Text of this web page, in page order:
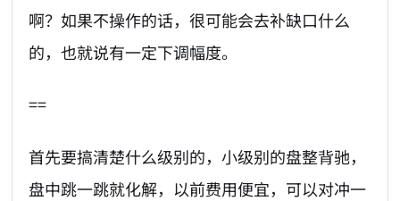
啊？如果不操作的话，很可能会去补缺口什么
的，也就说有一定下调幅度。
==
首先要搞清楚什么级别的，小级别的盘整背驰，
盘中跳一跳就化解，以前费用便宜，可以对冲一